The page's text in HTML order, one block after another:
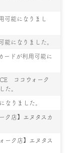
可能になりまし
能になりました。
ードが利用可能に
ココウォーク
た。
なりました。
ク店】エヌタスカ
ーク店】エヌタス